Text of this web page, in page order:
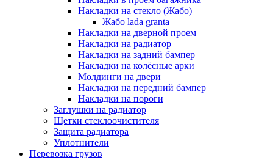
Накладки на стекло (Жабо)
Жабо lada granta
Накладки на дверной проем
Накладки на радиатор
Накладки на задний бампер
Накладки на колёсные арки
Молдинги на двери
Накладки на передний бампер
Накладки на пороги
Заглушки на радиатор
Щетки стеклоочистителя
Защита радиатора
Уплотнители
Перевозка грузов